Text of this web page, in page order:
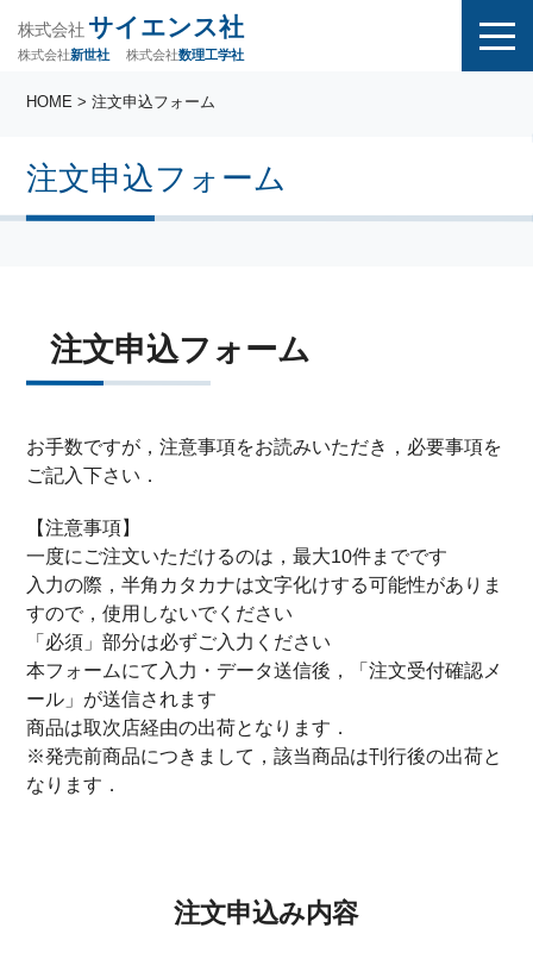
株式会社 サイエンス社
株式会社新世社 株式会社数理工学社
注文申込フォーム
HOME > 注文申込フォーム
注文申込フォーム
お手数ですが，注意事項をお読みいただき，必要事項を
ご記入下さい．
【注意事項】
一度にご注文いただけるのは，最大10件までです
入力の際，半角カタカナは文字化けする可能性がありま
すので，使用しないでください
「必須」部分は必ずご入力ください
本フォームにて入力・データ送信後，「注文受付確認メ
ール」が送信されます
商品は取次店経由の出荷となります．
※発売前商品につきまして，該当商品は刊行後の出荷と
なります．
注文申込み内容